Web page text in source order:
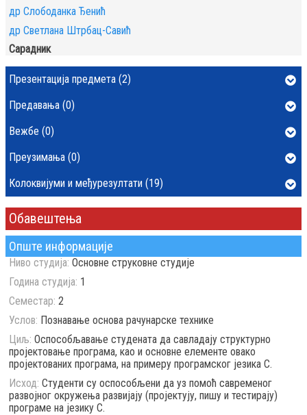
Опште информације
Ниво студија: Основне струковне студије
Година студија: 1
Семестар: 2
Услов: Познавање основа рачунарске технике
Циљ: Оспособљавање студената да савладају структурно
пројектовање програма, као и основне елементе овако
пројектованих програма, на примеру програмског језика C.
Исход: Студенти су оспособљени да уз помоћ савременог
развојног окружења развијају (пројектују, пишу и тестирају)
програме на језику C.
др Слободанка Ђенић
др Светлана Штрбац-Савић
Сарадник
Презентација предмета (2)
Предавања (0)
Вежбе (0)
Преузимања (0)
Колоквијуми и међурезултати (19)
Обавештења